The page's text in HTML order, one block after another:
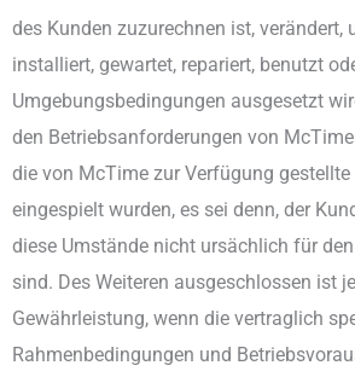
des Kunden zuzurechnen ist, verändert,
installiert, gewartet, repariert, benutzt
Umgebungsbedingungen ausgesetzt
den Betriebsanforderungen von
die von McTime zur Verfügung
eingespielt wurden, es sei denn, der
diese Umstände nicht ursächlich für
sind. Des Weiteren ausgeschlossen ist
Gewährleistung, wenn die vertraglich
Rahmenbedingungen und